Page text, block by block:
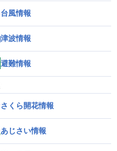
台風情報
津波情報
避難情報
さくら開花情報
あじさい情報